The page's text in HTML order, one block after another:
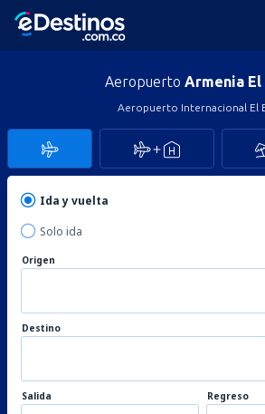
Aeropuerto Armenia El
Aeropuerto Internacional El
Ida y vuelta
Solo ida
Origen
Destino
Salida Regreso